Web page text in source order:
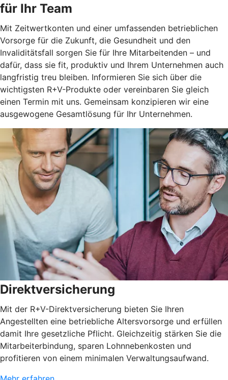
für Ihr Team
Mit Zeitwertkonten und einer umfassenden betrieblichen
Vorsorge für die Zukunft, die Gesundheit und den
Invaliditätsfall sorgen Sie für Ihre Mitarbeitenden – und
dafür, dass sie fit, produktiv und Ihrem Unternehmen auch
langfristig treu bleiben. Informieren Sie sich über die
wichtigsten R+V-Produkte oder vereinbaren Sie gleich
einen Termin mit uns. Gemeinsam konzipieren wir eine
ausgewogene Gesamtlösung für Ihr Unternehmen.
Direktversicherung
Mit der R+V-Direktversicherung bieten Sie Ihren
Angestellten eine betriebliche Altersvorsorge und erfüllen
damit Ihre gesetzliche Pflicht. Gleichzeitig stärken Sie die
Mitarbeiterbindung, sparen Lohnnebenkosten und
profitieren von einem minimalen Verwaltungsaufwand.